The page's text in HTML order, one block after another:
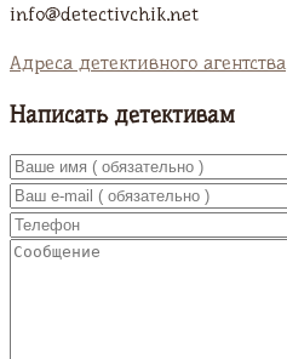
info@detectivchik.net
Адреса детективного агентства
Написать детективам